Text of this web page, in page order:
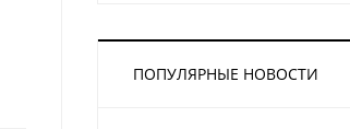
ПОПУЛЯРНЫЕ НОВОСТИ